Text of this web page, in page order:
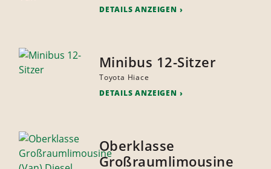
DETAILS ANZEIGEN
Minibus 12-Sitzer
Toyota Hiace
DETAILS ANZEIGEN
Oberklasse
Großraumlimousine